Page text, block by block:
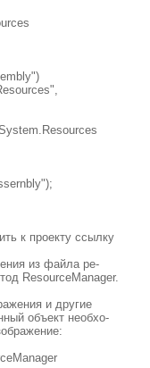
к проекту ссылку
из файла ре-
ResourceManager.
и другие
объект необхо-